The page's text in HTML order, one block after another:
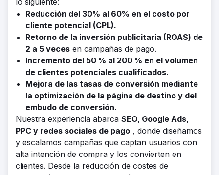
lo siguiente:
Reducción del 30% al 60% en el costo por
cliente potencial (CPL).
Retorno de la inversión publicitaria (ROAS) de
2 a 5 veces en campañas de pago.
Incremento del 50 % al 200 % en el volumen
de clientes potenciales cualificados.
Mejora de las tasas de conversión mediante
la optimización de la página de destino y del
embudo de conversión.
Nuestra experiencia abarca SEO, Google Ads,
PPC y redes sociales de pago , donde diseñamos
y escalamos campañas que captan usuarios con
alta intención de compra y los convierten en
clientes. Desde la reducción de costes de